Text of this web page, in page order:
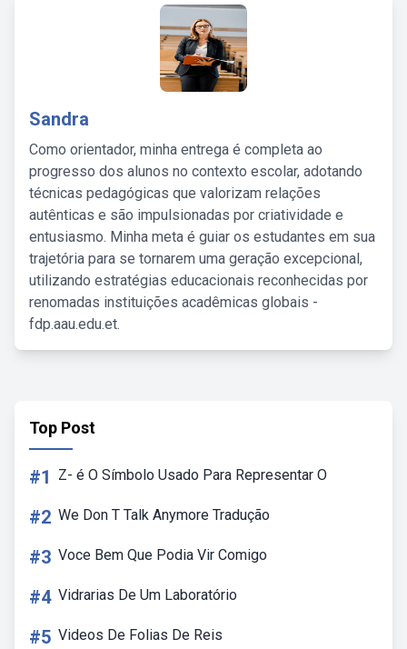
Sandra
Como orientador, minha entrega é completa ao
progresso dos alunos no contexto escolar, adotando
técnicas pedagógicas que valorizam relações
autênticas e são impulsionadas por criatividade e
entusiasmo. Minha meta é guiar os estudantes em sua
trajetória para se tornarem uma geração excepcional,
utilizando estratégias educacionais reconhecidas por
renomadas instituições acadêmicas globais -
fdp.aau.edu.et.
Top Post
#1 Z- é O Símbolo Usado Para Representar O
#2 We Don T Talk Anymore Tradução
#3 Voce Bem Que Podia Vir Comigo
#4 Vidrarias De Um Laboratório
#5 Videos De Folias De Reis